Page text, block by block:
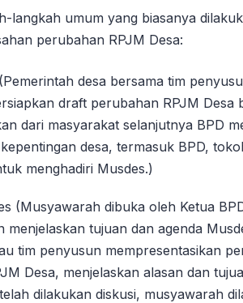
langkah umum yang biasanya
perubahan RPJM Desa:
desa bersama tim
draft perubahan RPJM Desa
dari masyarakat selanjutnya BPD
desa, termasuk BPD,
menghadiri Musdes.)
(Musyawarah dibuka oleh Ketua
menjelaskan tujuan dan agenda
tim penyusun mempresentasikan
Desa, menjelaskan alasan dan
dilakukan diskusi, musyawarah